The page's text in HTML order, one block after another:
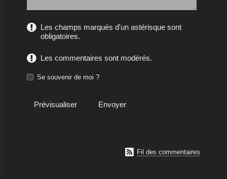
Les champs marqués d'un astérisque sont
obligatoires.
Les commentaires sont modérés.
Se souvenir de moi ?
 Fil des commentaires